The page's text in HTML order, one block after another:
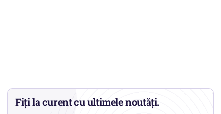
Fiți la curent cu ultimele noutăți.